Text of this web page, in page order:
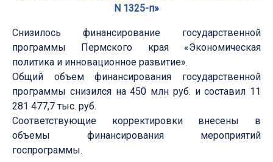
N 1325-п»
Снизилось финансирование государственной
программы Пермского края «Экономическая
политика и инновационное развитие».
Общий объем финансирования государственной
программы снизился на 450 млн руб. и составил 11
281 477,7 тыс. руб.
Соответствующие корректировки внесены в
объемы финансирования мероприятий
госпрограммы.